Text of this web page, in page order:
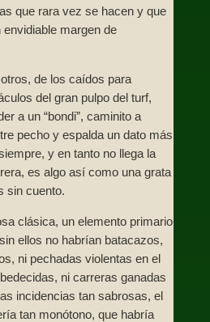
que rara vez se hacen y que
margen de
de los caídos para
del gran pulpo del turf,
a un “bondi”, caminito a
pecho y espalda un dato más
y en tanto no llega la
es algo así como una grata
sin cuento.
clásica, un elemento primario
ellos no habrían batacazos,
ni pechadas violentas en el
ni carreras ganadas
incidencias tan sabrosas, el
tan monótono, que habría